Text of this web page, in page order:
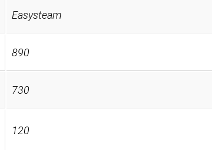
Easysteam
890
730
120